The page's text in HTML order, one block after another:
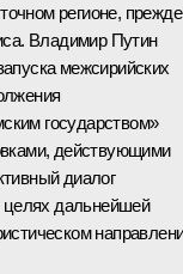
регионе, прежде
Владимир Путин
межсирийских
государством»
действующими
диалог
целях дальнейшей